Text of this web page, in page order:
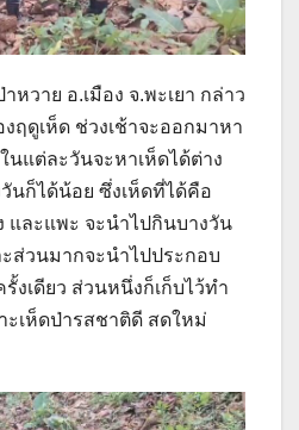
วาย อ.เมือง จ.พะเยา กล่าว
ฤดูเห็ด ช่วงเช้าจะออกมาหา
นแต่ละวันจะหาเห็ดได้ต่าง
นก็ได้น้อย ซึ่งเห็ดที่ได้คือ
และแพะ จะนำไปกินบางวัน
ส่วนมากจะนำไปประกอบ
งเดียว ส่วนหนึ่งก็เก็บไว้ทำ
ะเห็ดป่ารสชาติดี สดใหม่